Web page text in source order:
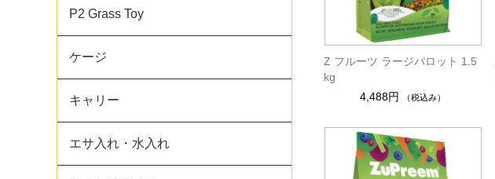
Z フルーツ ラージパロット 1.5
kg
4,488円
（税込み）
P2 Grass Toy
ケージ
キャリー
エサ入れ・水入れ